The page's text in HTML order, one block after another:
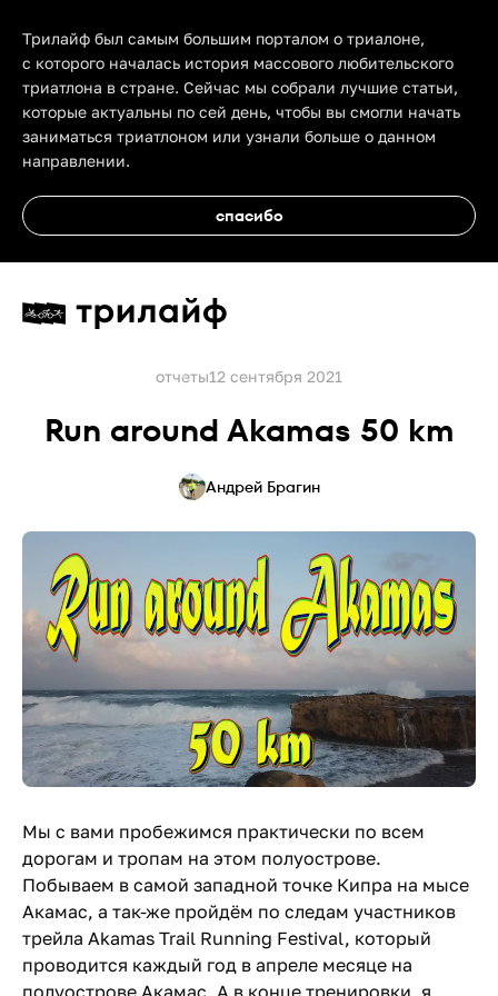
Трилайф был самым большим порталом о триалоне,
с которого началась история массового любительского
триатлона в стране. Сейчас мы собрали лучшие статьи,
которые актуальны по сей день, чтобы вы смогли начать
заниматься триатлоном или узнали больше о данном
направлении.
спасибо
отчеты12 сентября 2021
Run around Akamas 50 km
Андрей Брагин
Мы с вами пробежимся практически по всем
дорогам и тропам на этом полуострове.
Побываем в самой западной точке Кипра на мысе
Акамас, а так-же пройдём по следам участников
трейла Akamas Trail Running Festival, который
проводится каждый год в апреле месяце на
полуострове Акамас. А в конце тренировки, я